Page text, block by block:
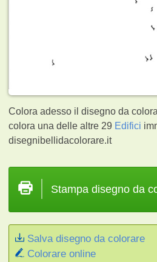
Colora adesso il disegno da
colora una delle altre 29 Edifici
disegnibellidacolorare.it
Stampa disegno da
Salva disegno da colorare
Colorare online